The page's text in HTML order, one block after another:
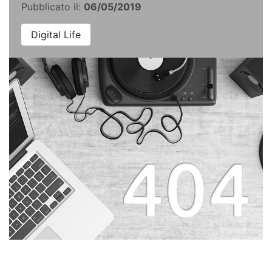
Pubblicato il: 06/05/2019
Digital Life